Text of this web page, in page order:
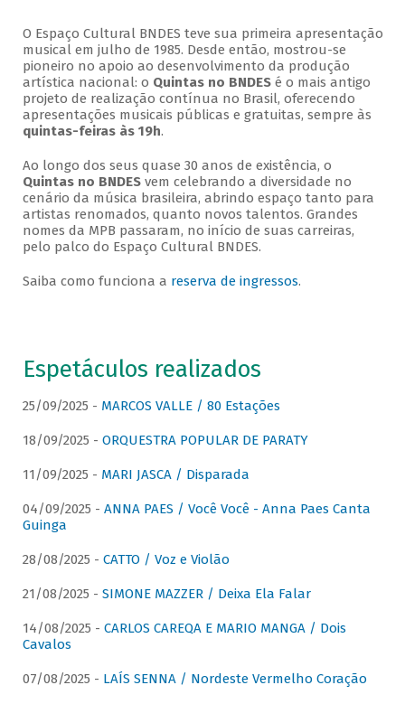
O Espaço Cultural BNDES teve sua primeira apresentação
musical em julho de 1985. Desde então, mostrou-se
pioneiro no apoio ao desenvolvimento da produção
artística nacional: o Quintas no BNDESé o mais antigo
projeto de realização contínua no Brasil, oferecendo
apresentações musicais públicas e gratuitas, sempre às
quintas-feiras às 19h.
Ao longo dos seus quase 30 anos de existência, o
Quintas no BNDESvem celebrando a diversidade no
cenário da música brasileira, abrindo espaço tanto para
artistas renomados, quanto novos talentos. Grandes
nomes da MPB passaram, no início de suas carreiras,
pelo palco do Espaço Cultural BNDES.
Saiba como funciona a reserva de ingressos.
Espetáculos realizados
25/09/2025 - MARCOS VALLE / 80 Estações
18/09/2025 - ORQUESTRA POPULAR DE PARATY
11/09/2025 - MARI JASCA / Disparada
04/09/2025 - ANNA PAES / Você Você - Anna Paes Canta
Guinga
28/08/2025 - CATTO / Voz e Violão
21/08/2025 - SIMONE MAZZER / Deixa Ela Falar
14/08/2025 - CARLOS CAREQA E MARIO MANGA / Dois
Cavalos
07/08/2025 - LAÍS SENNA / Nordeste Vermelho Coração